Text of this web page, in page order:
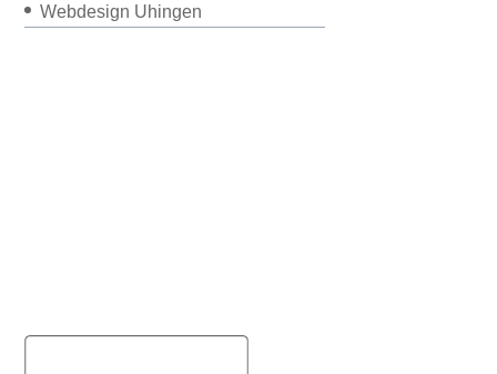
Webdesign Uhingen